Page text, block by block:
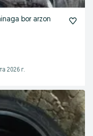
bor arzon
2026 г.